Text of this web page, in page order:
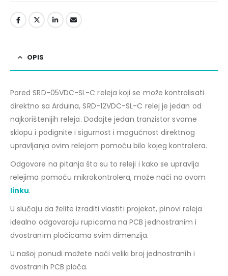
OPIS
Pored SRD-05VDC-SL-C releja koji se može kontrolisati
direktno sa Arduina, SRD-12VDC-SL-C relej je jedan od
najkorištenijih releja. Dodajte jedan tranzistor svome
sklopu i podignite i sigurnost i mogućnost direktnog
upravljanja ovim relejom pomoću bilo kojeg kontrolera.
Odgovore na pitanja šta su to releji i kako se upravlja
relejima pomoću mikrokontrolera, može naći na ovom
linku.
U slučaju da želite izraditi vlastiti projekat, pinovi releja
idealno odgovaraju rupicama na PCB jednostranim i
dvostranim pločicama svim dimenzija.
U našoj ponudi možete naći veliki broj jednostranih i
dvostranih PCB ploča.